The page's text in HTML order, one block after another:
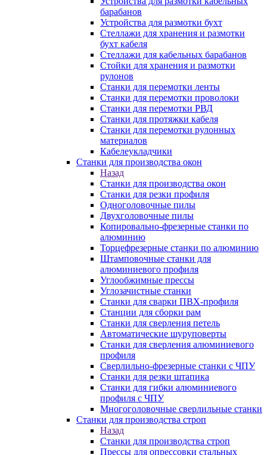
барабанов
Устройства для размотки бухт
Стеллажи для хранения и размотки
бухт кабеля
Стеллажи для кабельных барабанов
Стойки для хранения и размотки
рулонов
Станки для перемотки ленты
Станки для перемотки проволоки
Станки для перемотки РВД
Станки для протяжки кабеля
Станки для перемотки рулонных
материалов
Кабелеукладчики
Станки для производства окон
Назад
Станки для производства окон
Станки для резки профиля
Одноголовочные пилы
Двухголовочные пилы
Копировально-фрезерные станки по
алюминию
Торцефрезерные станки по алюминию
Штамповочные станки для
алюминиевого профиля
Углообжимные прессы
Углозачистные станки
Станки для сварки ПВХ-профиля
Станции для сборки рам
Станки для сверления петель
Автоматические шуруповерты
Станки для сверления алюминиевого
профиля
Сверлильно-фрезерные станки с ЧПУ
Станки для резки штапика
Станки для гибки алюминиевого
профиля с ЧПУ
Многоголовочные сверлильные станки
Станки для производства строп
Назад
Станки для производства строп
Прессы для опрессовки стальных